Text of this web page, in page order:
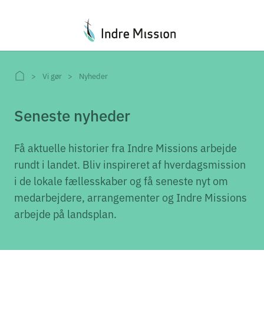
Vi gør Nyheder
Seneste nyheder
Få aktuelle historier fra Indre Missions arbejde
rundt i landet. Bliv inspireret af hverdagsmission
i de lokale fællesskaber og få seneste nyt om
medarbejdere, arrangementer og Indre Missions
arbejde på landsplan.